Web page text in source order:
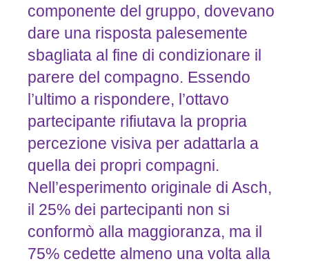
componente del gruppo, dovevano
dare una risposta palesemente
sbagliata al fine di condizionare il
parere del compagno. Essendo
l’ultimo a rispondere, l’ottavo
partecipante rifiutava la propria
percezione visiva per adattarla a
quella dei propri compagni.
Nell’esperimento originale di Asch,
il 25% dei partecipanti non si
conformò alla maggioranza, ma il
75% cedette almeno una volta alla